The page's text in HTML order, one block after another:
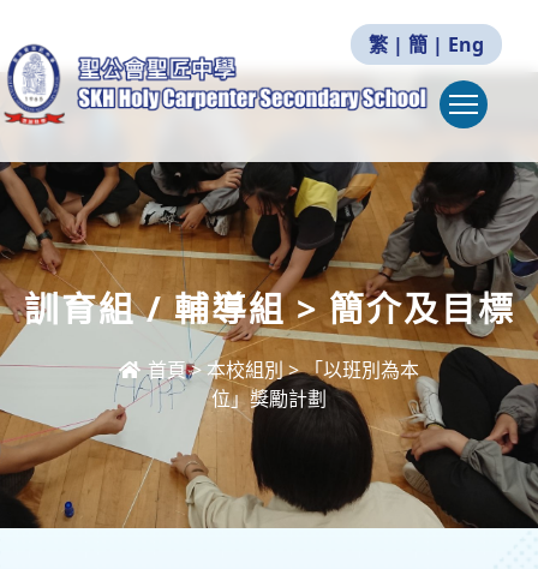
繁 | 簡 | Eng
訓育組 / 輔導組 > 簡介及目標
首頁> 本校組別>「以班別為本
位」獎勵計劃